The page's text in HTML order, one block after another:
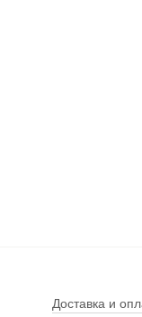
Доставка и